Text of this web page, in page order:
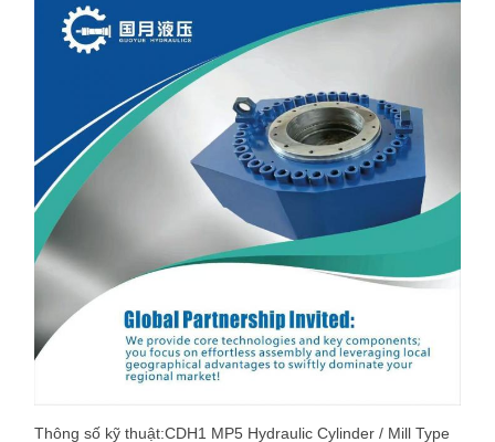
Thông số kỹ thuật:CDH1 MP5 Hydraulic Cylinder / Mill Type